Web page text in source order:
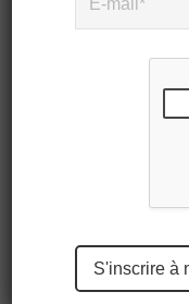
A
SABIÁ
culture
artistes
récit
Please
leave
this